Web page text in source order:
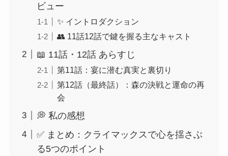
ビュー
✨ イントロダクション
👥 11話12話で鍵を握る主なキャスト
📖 11話・12話 あらすじ
第11話：宴に潜む真実と裏切り
第12話（最終話）：森の決戦と運命の再
会
💭 私の感想
✅ まとめ：クライマックスで心を揺さぶ
る5つのポイント